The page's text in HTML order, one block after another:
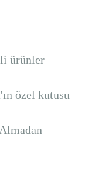
ürünler
özel kutusu